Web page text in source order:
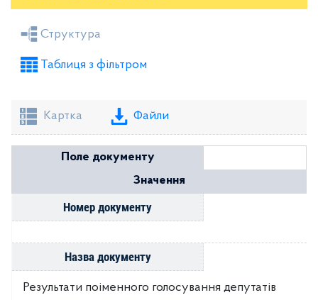
Засідання районної ради
Проекти рішень районної ради
Структура
Таблиця з фільтром
Картка Файли
Поле документу
Значення
Номер документу
Назва документу
Результати поіменного голосування депутатів